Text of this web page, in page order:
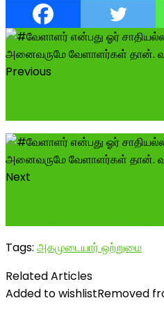
Previous
Next
Tags: அகமுடையார் ஒற்றுமை
Related Articles
Added to wishlistRemoved